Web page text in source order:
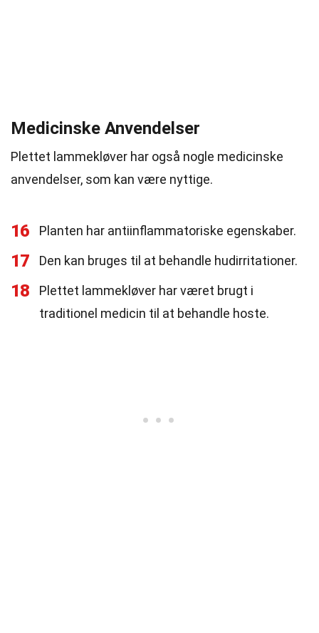
Medicinske Anvendelser
Plettet lammekløver har også nogle medicinske
anvendelser, som kan være nyttige.
16 Planten har antiinflammatoriske egenskaber.
17 Den kan bruges til at behandle hudirritationer.
18
Plettet lammekløver har været brugt i
traditionel medicin til at behandle hoste.